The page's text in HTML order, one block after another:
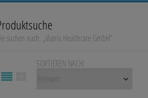
Diabetes
Herz, Kreislauf & Gefäße
suchen nach: „Viatris Healthcare GmbH
SORTIEREN NACH: